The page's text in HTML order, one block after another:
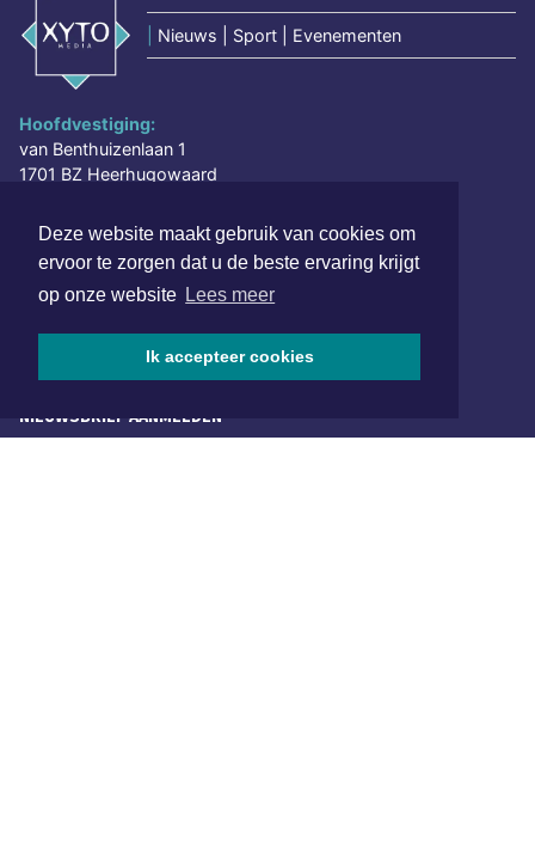
Deze website maakt gebruik van cookies om
ervoor te zorgen dat u de beste ervaring krijgt
op onze website Lees meer
Ik accepteer cookies
Nieuws | Sport | Evenementen
Hoofdvestiging:
van Benthuizenlaan 1
1701 BZ Heerhugowaard
www.xyto.nl
NIEUWSBRIEF AANMELDEN